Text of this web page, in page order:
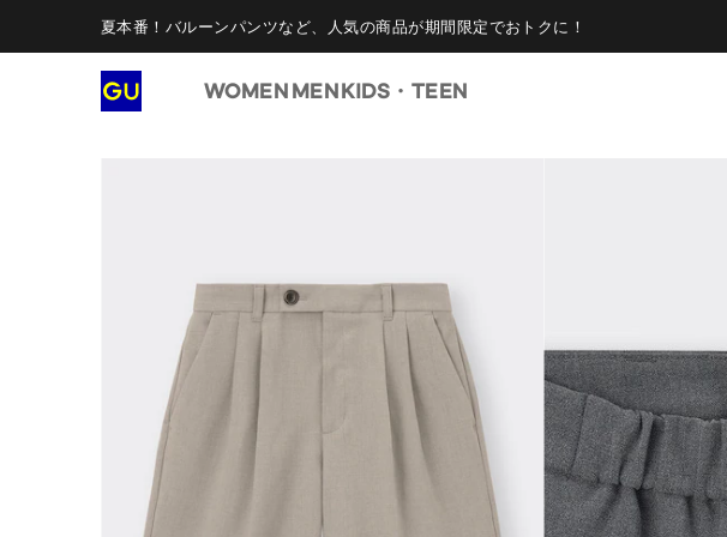
夏本番！バルーンパンツなど、人気の商品が期間限定でおトクに！
WOMEN MENKIDS・TEEN